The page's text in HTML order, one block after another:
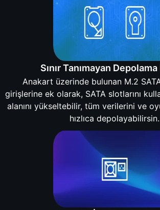
Sınır Tanımayan Depolama
Anakart üzerinde bulunan M.2
girişlerine ek olarak, SATA slotlarını
alanını yükseltebilir, tüm verilerini ve
hızlıca depolayabilirsin.